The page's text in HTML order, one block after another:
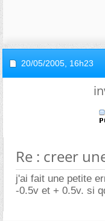
20/05/2005, 16h23
Re : creer
j'ai fait une petite
-0.5v et + 0.5v. si